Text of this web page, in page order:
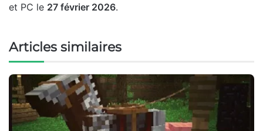
et PC le 27 février 2026.
Articles similaires